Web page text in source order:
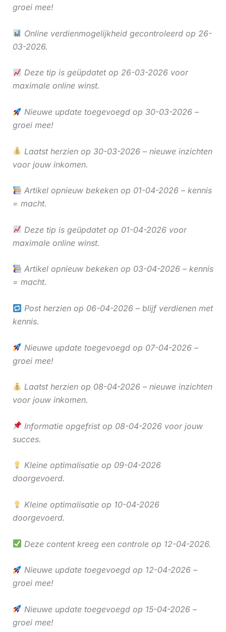
groei mee!
Online verdienmogelijkheid gecontroleerd op 26-
03-2026.
Deze tip is geüpdatet op 26-03-2026 voor
maximale online winst.
Nieuwe update toegevoegd op 30-03-2026 –
groei mee!
Laatst herzien op 30-03-2026 – nieuwe inzichten
voor jouw inkomen.
Artikel opnieuw bekeken op 01-04-2026 – kennis
= macht.
Deze tip is geüpdatet op 01-04-2026 voor
maximale online winst.
Artikel opnieuw bekeken op 03-04-2026 – kennis
= macht.
Post herzien op 06-04-2026 – blijf verdienen met
kennis.
Nieuwe update toegevoegd op 07-04-2026 –
groei mee!
Laatst herzien op 08-04-2026 – nieuwe inzichten
voor jouw inkomen.
Informatie opgefrist op 08-04-2026 voor jouw
succes.
Kleine optimalisatie op 09-04-2026
doorgevoerd.
Kleine optimalisatie op 10-04-2026
doorgevoerd.
Deze content kreeg een controle op 12-04-2026.
Nieuwe update toegevoegd op 12-04-2026 –
groei mee!
Nieuwe update toegevoegd op 15-04-2026 –
groei mee!